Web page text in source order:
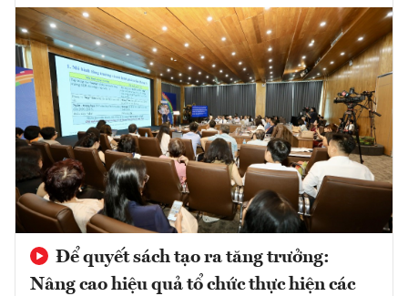
Để quyết sách tạo ra tăng trưởng:
Nâng cao hiệu quả tổ chức thực hiện các